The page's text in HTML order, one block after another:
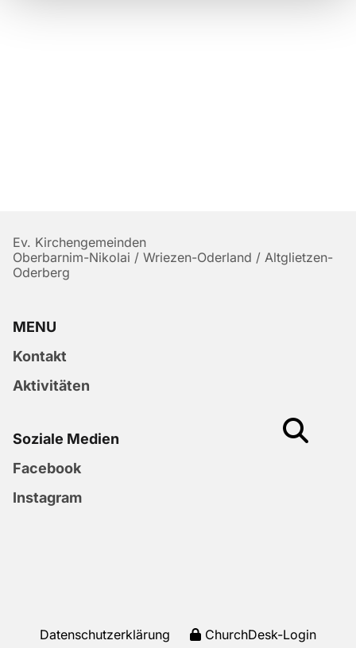
Ev. Kirchengemeinden
Oberbarnim-Nikolai / Wriezen-Oderland / Altglietzen-
Oderberg
MENU
Kontakt
Aktivitäten
Soziale Medien
Facebook
Instagram
Datenschutzerklärung ChurchDesk-Login